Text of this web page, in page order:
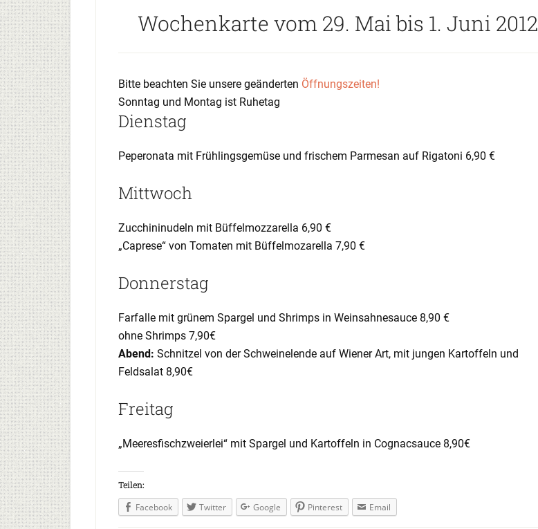
Wochenkarte vom 29. Mai bis 1. Juni 2012
Bitte beachten Sie unsere geänderten Öffnungszeiten!
Sonntag und Montag ist Ruhetag
Dienstag
Peperonata mit Frühlingsgemüse und frischem Parmesan auf Rigatoni 6,90 €
Mittwoch
Zucchininudeln mit Büffelmozzarella 6,90 €
„Caprese“ von Tomaten mit Büffelmozarella 7,90 €
Donnerstag
Farfalle mit grünem Spargel und Shrimps in Weinsahnesauce 8,90 €
ohne Shrimps 7,90€
Abend: Schnitzel von der Schweinelende auf Wiener Art, mit jungen Kartoffeln und
Feldsalat 8,90€
Freitag
„Meeresfischzweierlei“ mit Spargel und Kartoffeln in Cognacsauce 8,90€
Teilen:
Facebook Twitter Google Pinterest Email